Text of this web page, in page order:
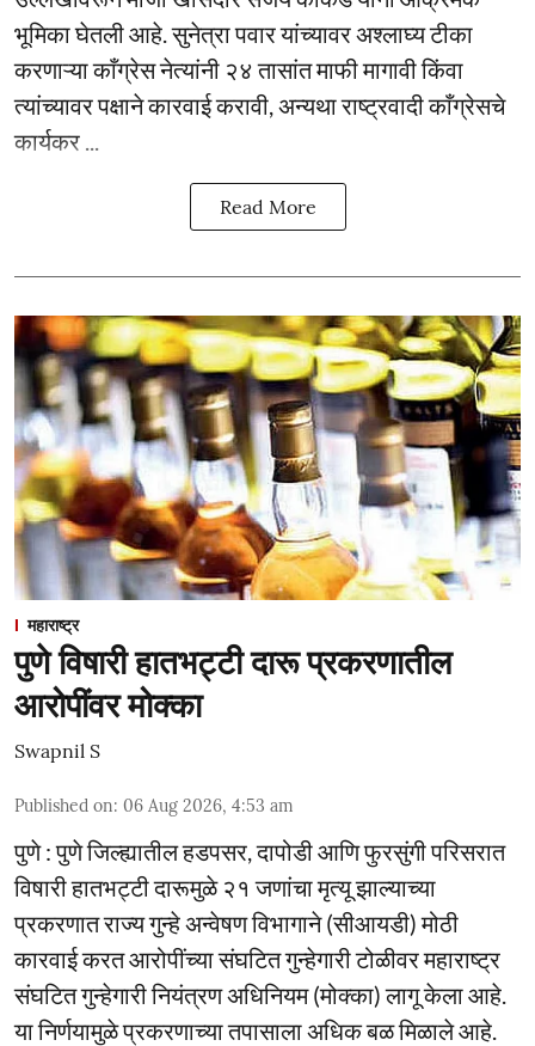
भूमिका घेतली आहे. सुनेत्रा पवार यांच्यावर अश्लाघ्य टीका
करणाऱ्या काँग्रेस नेत्यांनी २४ तासांत माफी मागावी किंवा
त्यांच्यावर पक्षाने कारवाई करावी, अन्यथा राष्ट्रवादी काँग्रेसचे
कार्यकर ...
Read More
महाराष्ट्र
पुणे विषारी हातभट्टी दारू प्रकरणातील
आरोपींवर मोक्का
Swapnil S
Published on: 06 Aug 2026, 4:53 am
पुणे : पुणे जिल्ह्यातील हडपसर, दापोडी आणि फुरसुंगी परिसरात
विषारी हातभट्टी दारूमुळे २१ जणांचा मृत्यू झाल्याच्या
प्रकरणात राज्य गुन्हे अन्वेषण विभागाने (सीआयडी) मोठी
कारवाई करत आरोपींच्या संघटित गुन्हेगारी टोळीवर महाराष्ट्र
संघटित गुन्हेगारी नियंत्रण अधिनियम (मोक्का) लागू केला आहे.
या निर्णयामुळे प्रकरणाच्या तपासाला अधिक बळ मिळाले आहे.